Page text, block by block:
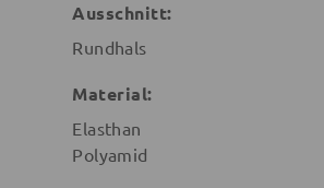
Ausschnitt:
Rundhals
Material:
Elasthan
Polyamid